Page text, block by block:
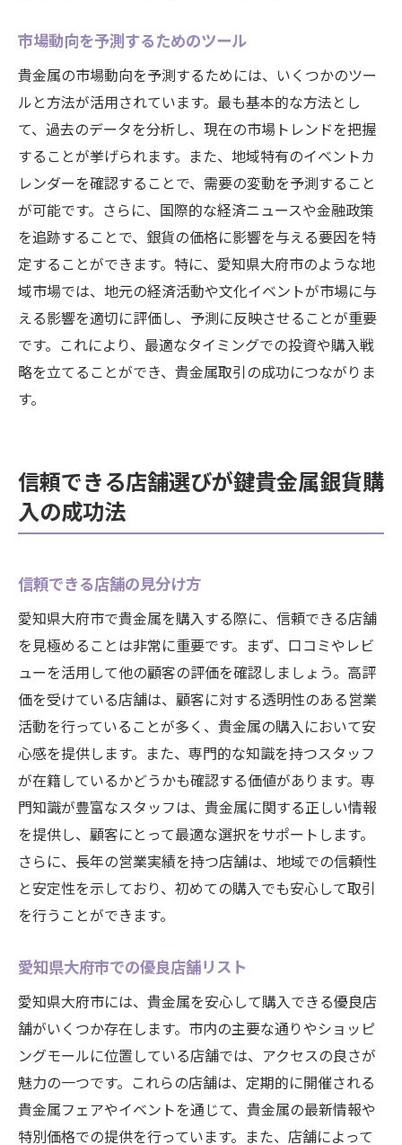
市場動向を予測するためのツール
貴金属の市場動向を予測するためには、いくつかのツー
ルと方法が活用されています。最も基本的な方法とし
て、過去のデータを分析し、現在の市場トレンドを把握
することが挙げられます。また、地域特有のイベントカ
レンダーを確認することで、需要の変動を予測すること
が可能です。さらに、国際的な経済ニュースや金融政策
を追跡することで、銀貨の価格に影響を与える要因を特
定することができます。特に、愛知県大府市のような地
域市場では、地元の経済活動や文化イベントが市場に与
える影響を適切に評価し、予測に反映させることが重要
です。これにより、最適なタイミングでの投資や購入戦
略を立てることができ、貴金属取引の成功につながりま
す。
信頼できる店舗選びが鍵貴金属銀貨購
入の成功法
信頼できる店舗の見分け方
愛知県大府市で貴金属を購入する際に、信頼できる店舗
を見極めることは非常に重要です。まず、口コミやレビ
ューを活用して他の顧客の評価を確認しましょう。高評
価を受けている店舗は、顧客に対する透明性のある営業
活動を行っていることが多く、貴金属の購入において安
心感を提供します。また、専門的な知識を持つスタッフ
が在籍しているかどうかも確認する価値があります。専
門知識が豊富なスタッフは、貴金属に関する正しい情報
を提供し、顧客にとって最適な選択をサポートします。
さらに、長年の営業実績を持つ店舗は、地域での信頼性
と安定性を示しており、初めての購入でも安心して取引
を行うことができます。
愛知県大府市での優良店舗リスト
愛知県大府市には、貴金属を安心して購入できる優良店
舗がいくつか存在します。市内の主要な通りやショッピ
ングモールに位置している店舗では、アクセスの良さが
魅力の一つです。これらの店舗は、定期的に開催される
貴金属フェアやイベントを通じて、貴金属の最新情報や
特別価格での提供を行っています。また、店舗によって